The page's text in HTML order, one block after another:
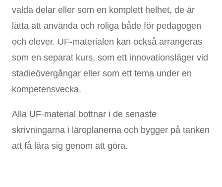
valda delar eller som en komplett helhet, de är
lätta att använda och roliga både för pedagogen
och elever. UF-materialen kan också arrangeras
som en separat kurs, som ett innovationsläger vid
stadieövergångar eller som ett tema under en
kompetensvecka.
Alla UF-material bottnar i de senaste
skrivningarna i läroplanerna och bygger på tanken
att få lära sig genom att göra.